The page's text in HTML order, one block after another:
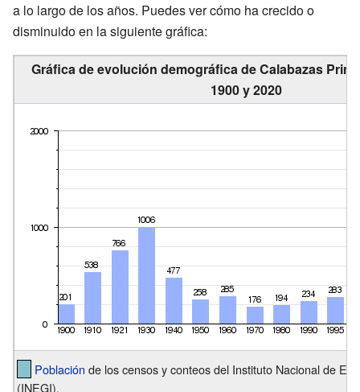
a lo largo de los años. Puedes ver cómo ha crecido o
disminuido en la siguiente gráfica:
Gráfica de evolución demográfica de Calabazas
1900 y 2020
Población de los censos y conteos del Instituto Nacional de
(INEGI).